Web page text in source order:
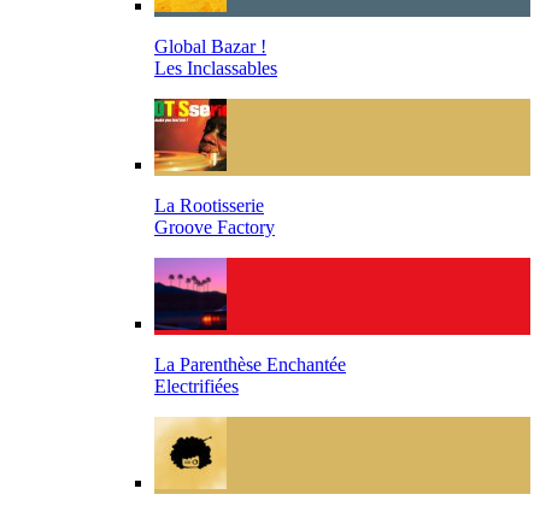
Global Bazar !
Les Inclassables
La Rootisserie
Groove Factory
La Parenthèse Enchantée
Electrifiées